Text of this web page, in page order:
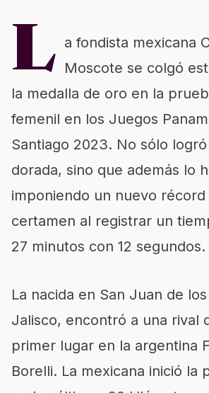
L a fondista mexicana
Moscote se colgó
la medalla de oro en la
femenil en los Juegos
Santiago 2023. No sólo
dorada, sino que además lo
imponiendo un nuevo récord
certamen al registrar un
27 minutos con 12 segundos.
La nacida en San Juan de
Jalisco, encontró a una rival
primer lugar en la argentina
Borelli. La mexicana inició la